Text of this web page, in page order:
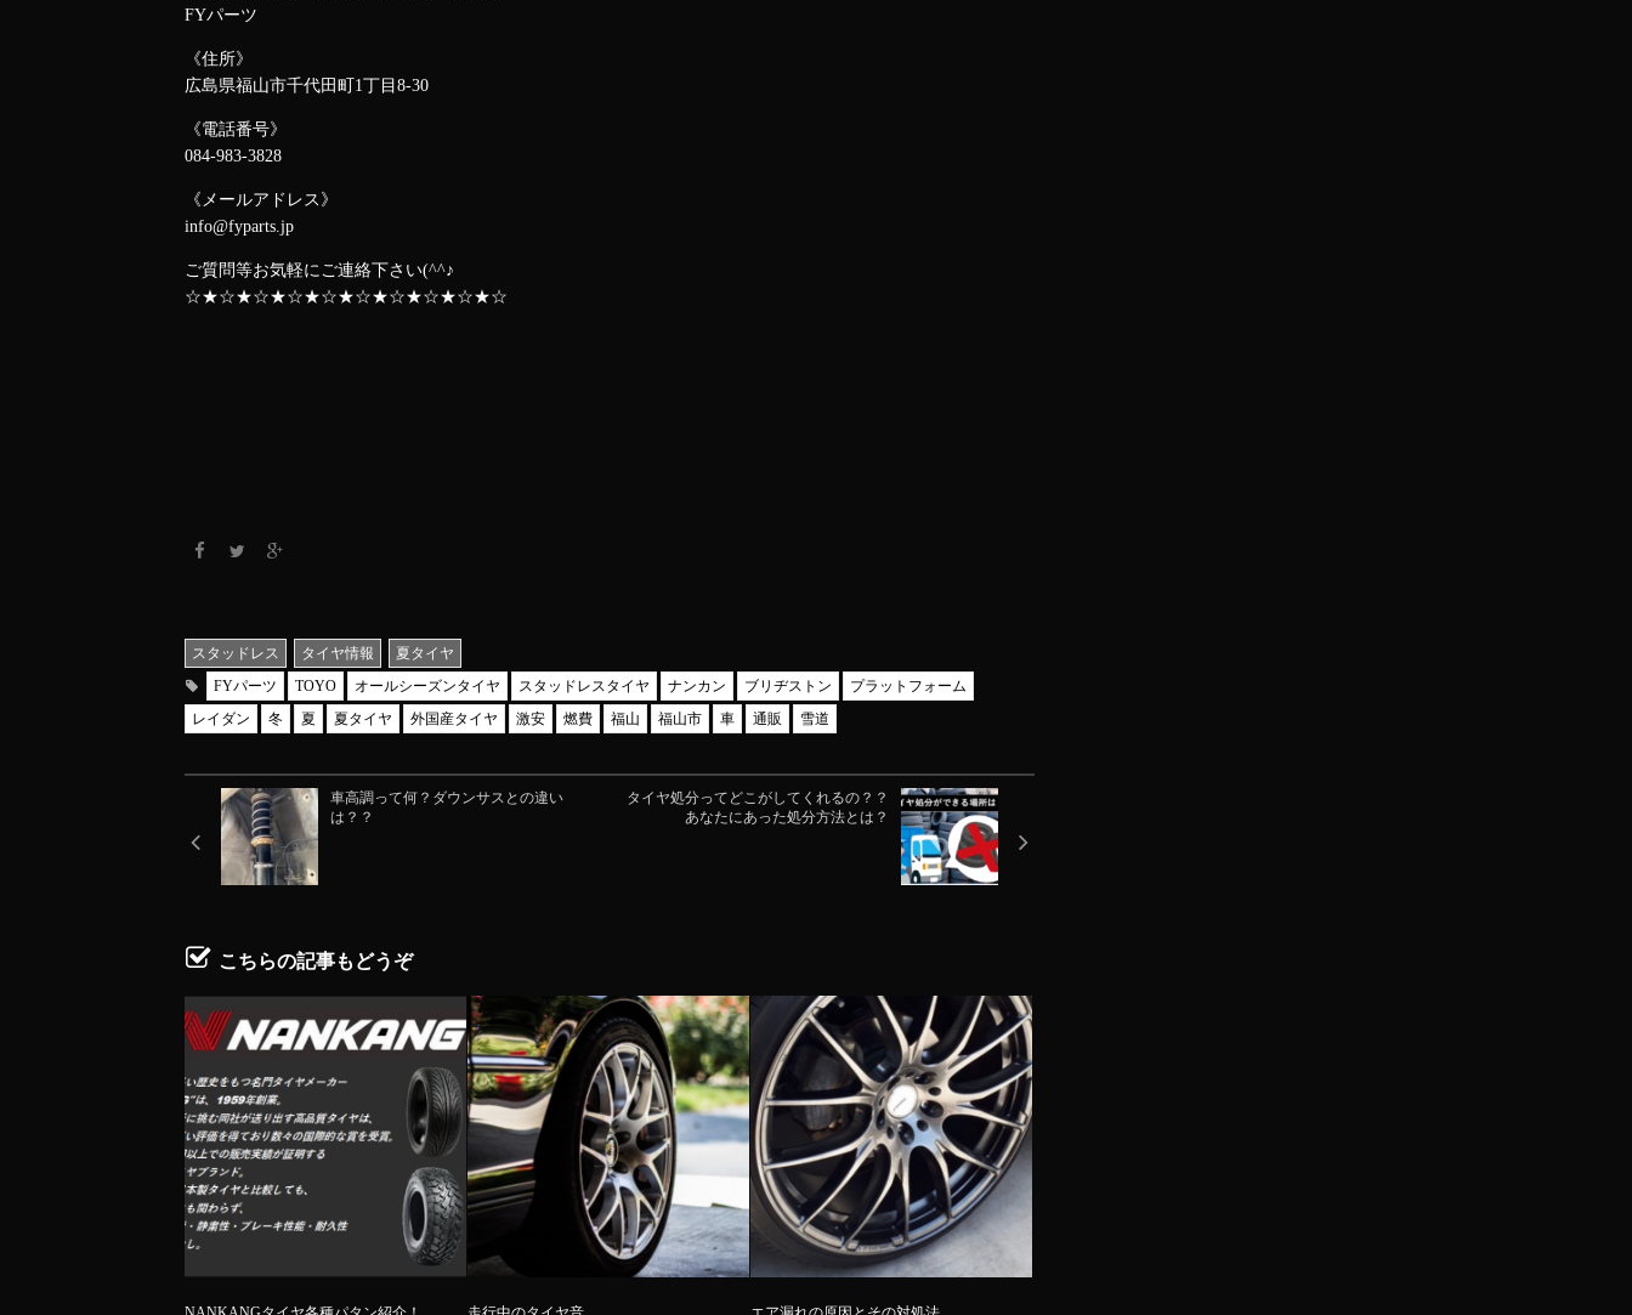
FYパーツ
《住所》
広島県福山市千代田町1丁目8-30
《電話番号》
084-983-3828
《メールアドレス》
info@fyparts.jp
ご質問等お気軽にご連絡下さい(^^♪
☆★☆★☆★☆★☆★☆★☆★☆★☆★☆
スタッドレス タイヤ情報
夏タイヤ
FYパーツ
TOYO オールシーズンタイヤ スタッドレスタイヤ ナンカン ブリヂストン
プラットフォーム
レイダン
冬 夏 夏タイヤ 外国産タイヤ 激安 燃費 福山 福山市 車 通販 雪道
車高調って何？ダウンサスとの違い
は？？
タイヤ処分ってどこがしてくれるの？？
あなたにあった処分方法とは？
こちらの記事もどうぞ